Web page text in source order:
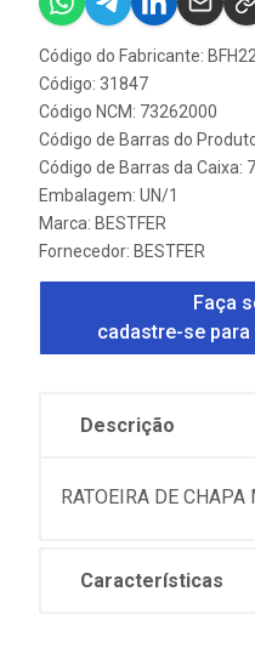
Código do Fabricante:
Código: 31847
Código NCM: 73262000
Código de Barras do
Código de Barras da Caixa:
Embalagem: UN/1
Marca: BESTFER
Fornecedor: BESTFER
Faça
cadastre-se
Descrição
RATOEIRA DE CHAPA
Características